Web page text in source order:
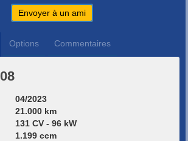
Envoyer à un ami
Options Commentaires
04/2023
21.000 km
131 CV - 96 kW
1.199 ccm